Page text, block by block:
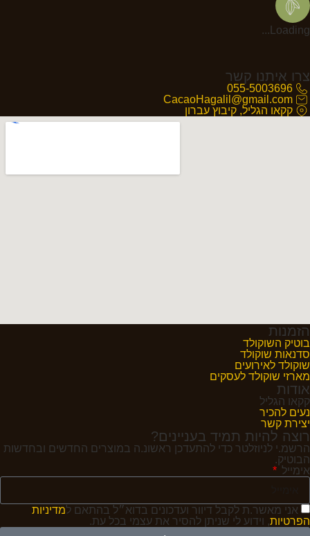
Loading...
צרו איתנו קשר
055-5003696
CacaoHagalil@gmail.com
קקאו הגליל, קיבוץ עברון
הזמנות
בוטיק השוקולד
סדנאות שוקולד
שוקולד לאירועים
מארזי שוקולד לעסקים
אודות
קקאו הגליל
נעים להכיר
יצירת קשר
רוצה להיות תמיד בעניינים?
הרשמ.י לניוזלטר כדי להתעדכן ראשונ.ה במוצרים החדשים ובחדשות
הבוטיק.
אימייל
אני מאשר.ת לקבל דיוור ועדכונים בדוא״ל בהתאם למדיניות
הפרטיות, וידוע לי שניתן להסיר את עצמי בכל עת.